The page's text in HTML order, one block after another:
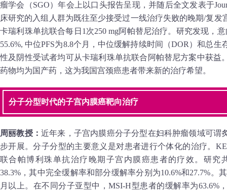
瘤学会（SGO）年会上以口头报告呈现，并随后全文发表于
床研究的入组人群为既往至少接受过一线治疗失败的晚期/复发
卡瑞利珠单抗联合每日1次250 mg阿帕替尼治疗。研究发现，
55.6%, 中位PFS为8.8个月，中位缓解持续时间（DOR）和总
性及阴性受试者均可从卡瑞利珠单抗联合阿帕替尼方案中获益
药物均为国产药，这为我国宫颈癌患者带来新的治疗希望。
分子分型时代的子宫内膜癌靶向治疗
周丽教授： 近年来，子宫内膜癌分子分型在妇科肿瘤领域可谓
步开展。分子分型的主要意义是对患者进行个体化的治疗。
联合帕博利珠单抗治疗晚期子宫内膜癌患者的疗效。研究
38.3%，其中完全缓解率和部分缓解率分别为10.6%和27.7%。
月以上。在不同分子亚型中，MSI-H型患者的缓解率为63.6%